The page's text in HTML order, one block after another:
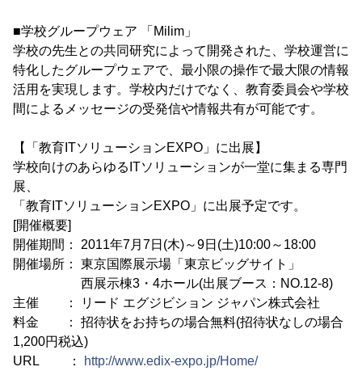
■学校グループウェア 「Milim」
学校の先生との共同研究によって開発された、学校運営に
特化したグループウェアで、最小限の操作で最大限の情報
活用を実現します。学校内だけでなく、教育委員会や学校
間によるメッセージの受発信や情報共有が可能です。
【「教育ITソリューションEXPO」に出展】
学校向けのあらゆるITソリューションが一堂に集まる専門
展、
「教育ITソリューションEXPO」に出展予定です。
[開催概要]
開催期間： 2011年7月7日(木)～9日(土)10:00～18:00
開催場所： 東京国際展示場「東京ビッグサイト」
西展示棟3・4ホール(出展ブース：NO.12-8)
主催 ： リード エグジビション ジャパン株式会社
料金 ： 招待状をお持ちの場合無料(招待状なしの場合
1,200円税込)
URL ：
http://www.edix-expo.jp/Home/